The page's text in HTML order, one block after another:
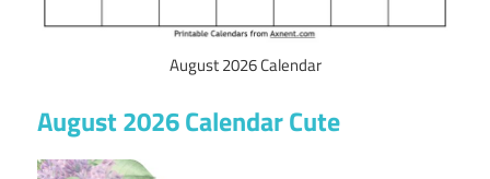
August 2026 Calendar
August 2026 Calendar Cute